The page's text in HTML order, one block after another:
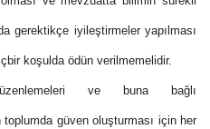
gerektikçe iyileştirmeler yapılması
koşulda ödün verilmemelidir.
ve buna bağlı
toplumda güven oluşturması için her